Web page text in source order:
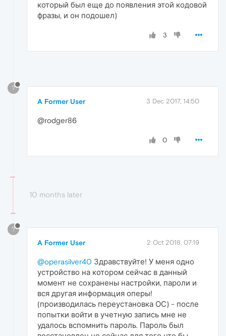
который был еще до появления этой кодовой
фразы, и он подошел)
3
?
A Former User 3 Dec 2017, 14:50
@rodger86
0
10 months later
?
A Former User 2 Oct 2018, 07:19
@operasilver40 Здравствуйте! У меня одно
устройство на котором сейчас в данный
момент не сохранены настройки, пароли и
вся другая информация оперы!
(производилась переустановка ОС) - после
попытки войти в учетную запись мне не
удалось вспомнить пароль. Пароль был